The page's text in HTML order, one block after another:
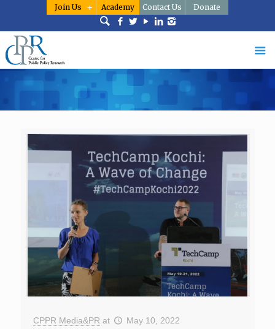
Join Us Academy Contact Us Donate
CPPR Media&PR at May 10, 2022